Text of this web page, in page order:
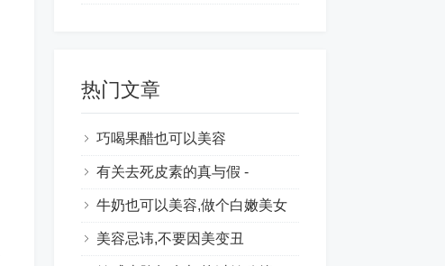
热门文章
巧喝果醋也可以美容
有关去死皮素的真与假 -
牛奶也可以美容,做个白嫩美女
美容忌讳,不要因美变丑